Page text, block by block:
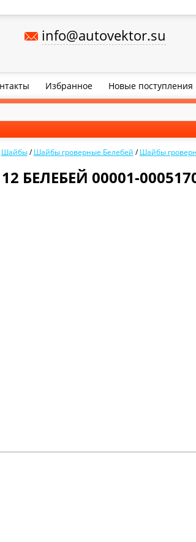
info@autovektor.su
Избранное Новые поступления
Шайбы /Шайбы гроверные Белебей /Шайбы
БЕЛЕБЕЙ 00001-